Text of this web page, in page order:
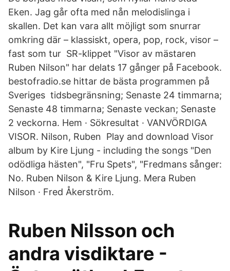
Eken. Jag går ofta med nån melodislinga i
skallen. Det kan vara allt möjligt som snurrar
omkring där – klassiskt, opera, pop, rock, visor –
fast som tur SR-klippet "Visor av mästaren
Ruben Nilson" har delats 17 gånger på Facebook.
bestofradio.se hittar de bästa programmen på
Sveriges tidsbegränsning; Senaste 24 timmarna;
Senaste 48 timmarna; Senaste veckan; Senaste
2 veckorna. Hem · Sökresultat · VANVÖRDIGA
VISOR. Nilson, Ruben Play and download Visor
album by Kire Ljung - including the songs "Den
odödliga hästen", "Fru Spets", "Fredmans sånger:
No. Ruben Nilson & Kire Ljung. Mera Ruben
Nilson · Fred Åkerström.
Ruben Nilsson och
andra visdiktare -